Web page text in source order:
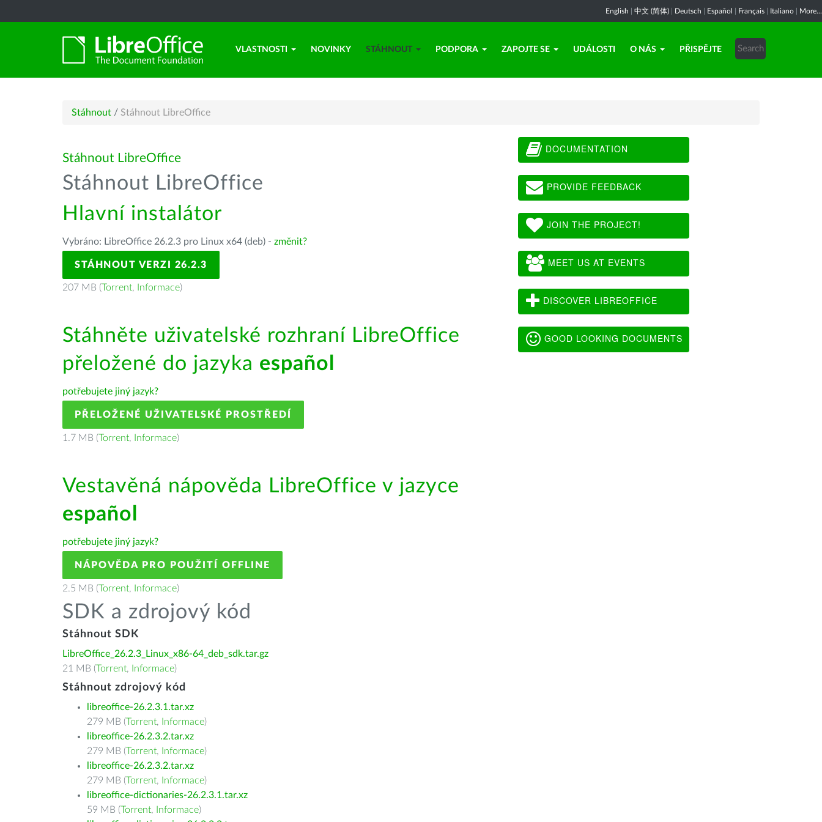
English 中文 (简体) Deutsch Español Français Italiano More...
VLASTNOSTI NOVINKY STÁHNOUT PODPORA ZAPOJTE SE UDÁLOSTI O NÁS PŘISPĚJTE
Stáhnout / Stáhnout LibreOffice
Stáhnout LibreOffice
Stáhnout LibreOffice
Hlavní instalátor
Vybráno: LibreOffice 26.2.3 pro Linux x64 (deb) - změnit?
STÁHNOUT VERZI 26.2.3
207 MB (Torrent, Informace)
Stáhněte uživatelské rozhraní LibreOffice
přeložené do jazyka español
potřebujete jiný jazyk?
PŘELOŽENÉ UŽIVATELSKÉ PROSTŘEDÍ
1.7 MB (Torrent, Informace)
Vestavěná nápověda LibreOffice v jazyce
español
potřebujete jiný jazyk?
NÁPOVĚDA PRO POUŽITÍ OFFLINE
2.5 MB (Torrent, Informace)
SDK a zdrojový kód
Stáhnout SDK
LibreOffice_26.2.3_Linux_x86-64_deb_sdk.tar.gz
21 MB (Torrent, Informace)
Stáhnout zdrojový kód
libreoffice-26.2.3.1.tar.xz
279 MB (Torrent, Informace)
libreoffice-26.2.3.2.tar.xz
279 MB (Torrent, Informace)
libreoffice-26.2.3.2.tar.xz
279 MB (Torrent, Informace)
libreoffice-dictionaries-26.2.3.1.tar.xz
59 MB (Torrent, Informace)
DOCUMENTATION
PROVIDE FEEDBACK
JOIN THE PROJECT!
MEET US AT EVENTS
DISCOVER LIBREOFFICE
GOOD LOOKING DOCUMENTS